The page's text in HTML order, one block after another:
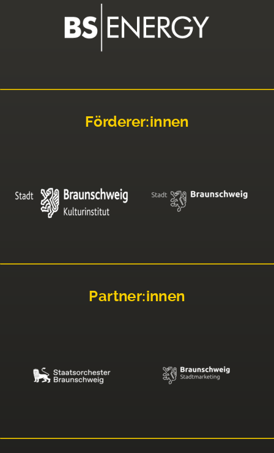
Förderer:innen
Partner:innen